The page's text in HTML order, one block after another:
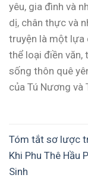
yêu, gia đình và
dị, chân thực và
truyện là một lựa
thể loại điền văn,
sống thôn quê
của Tú Nương và
Tóm tắt sơ lược
Khi Phu Thê Hầu
Sinh